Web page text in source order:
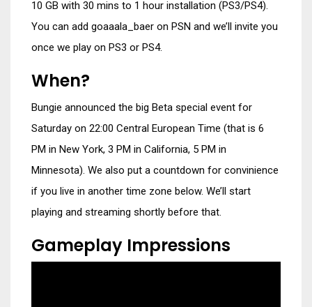
10 GB with 30 mins to 1 hour installation (PS3/PS4).
You can add goaaala_baer on PSN and we’ll invite you
once we play on PS3 or PS4.
When?
Bungie announced the big Beta special event for
Saturday on 22:00 Central European Time (that is 6
PM in New York, 3 PM in California, 5 PM in
Minnesota). We also put a countdown for convinience
if you live in another time zone below. We’ll start
playing and streaming shortly before that.
Gameplay Impressions